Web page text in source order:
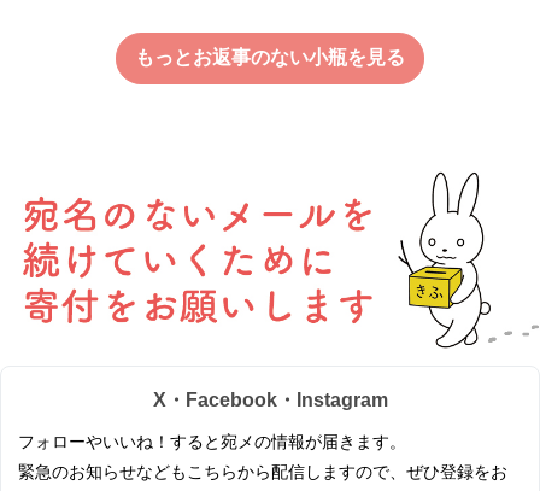
もっとお返事のない小瓶を見る
X・Facebook・Instagram
フォローやいいね！すると宛メの情報が届きます。
緊急のお知らせなどもこちらから配信しますので、ぜひ登録をお